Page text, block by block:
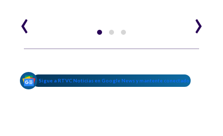
‹ ›
Sigue a RTVC Noticias en Google News y mantente conectado